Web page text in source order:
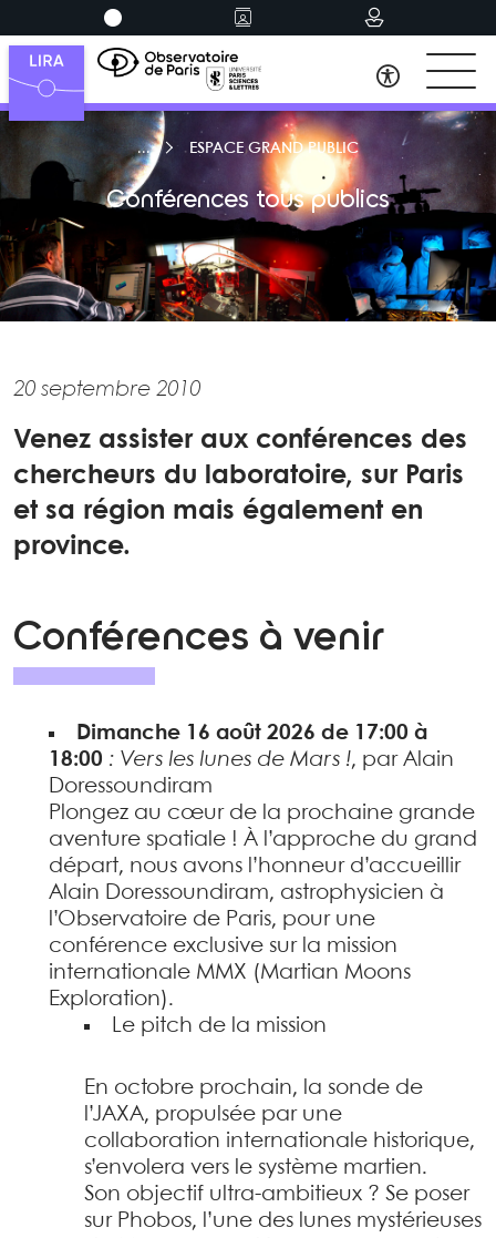
ESPACE GRAND PUBLIC
Conférences tous publics
20 septembre 2010
Venez assister aux conférences des
chercheurs du laboratoire, sur Paris
et sa région mais également en
province.
Conférences à venir
Dimanche 16 août 2026 de 17:00 à
18:00 : Vers les lunes de Mars !, par Alain
Doressoundiram
Plongez au cœur de la prochaine grande
aventure spatiale ! À l’approche du grand
départ, nous avons l’honneur d’accueillir
Alain Doressoundiram, astrophysicien à
l’Observatoire de Paris, pour une
conférence exclusive sur la mission
internationale MMX (Martian Moons
Exploration).
Le pitch de la mission
En octobre prochain, la sonde de
l’JAXA, propulsée par une
collaboration internationale historique,
s’envolera vers le système martien.
Son objectif ultra-ambitieux ? Se poser
sur Phobos, l’une des lunes mystérieuses